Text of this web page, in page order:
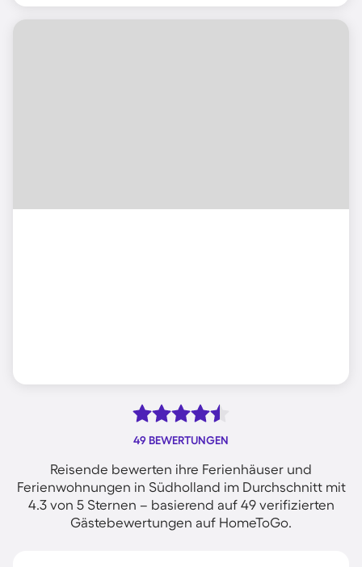
49 BEWERTUNGEN
Reisende bewerten ihre Ferienhäuser und
Ferienwohnungen in Südholland im Durchschnitt mit
4.3 von 5 Sternen – basierend auf 49 verifizierten
Gästebewertungen auf HomeToGo.